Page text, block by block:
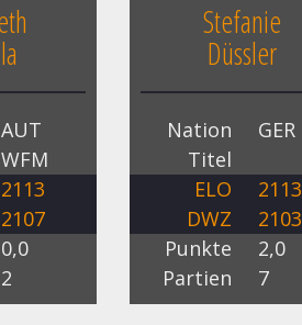
AUT
WFM
2113
2107
0,0
2
Stefanie
Düssler
Nation
GER
Titel
ELO
2113
DWZ
2103
Punkte
2,0
Partien
7